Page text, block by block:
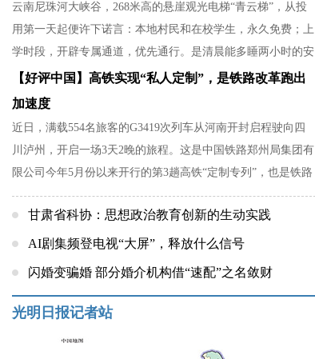
云南尼珠河大峡谷，268米高的悬崖观光电梯“青云梯”，从投
用第一天起便许下诺言：本地村民和在校学生，永久免费；上
学时段，开辟专属通道，优先通行。是清晨能多睡两小时的安
稳，是暴雨天不必紧贴湿滑崖壁的释然，是放学后还有余力帮
家里分担农活的从容。
【好评中国】高铁实现“私人定制”，是铁路改革跑出
加速度
近日，满载554名旅客的G3419次列车从河南开封启程驶向四
川泸州，开启一场3天2晚的旅程。这是中国铁路郑州局集团有
限公司今年5月份以来开行的第3趟高铁“定制专列”，也是铁路
部门精准对接市场需求的生动实践。
甘肃省科协：思想政治教育创新的生动实践
AI剧集频登电视“大屏”，释放什么信号
闪婚变骗婚 部分婚介机构借“速配”之名敛财
光明日报记者站